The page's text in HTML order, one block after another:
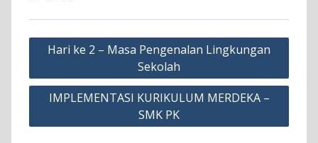
Navigasi
Hari ke 2 – Masa Pengenalan Lingkungan
Sekolah
IMPLEMENTASI KURIKULUM MERDEKA –
SMK PK